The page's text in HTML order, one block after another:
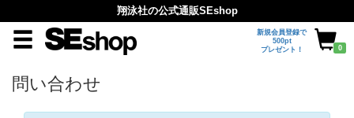
翔泳社の公式通販SEshop
新規会員登録で
500pt
プレゼント！
0
問い合わせ